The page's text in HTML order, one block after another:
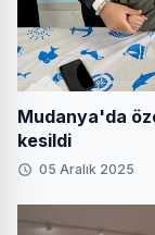
Mudanya'da
kesildi
05 Aralık 2025